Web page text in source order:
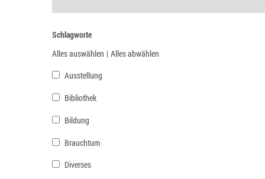
Schlagworte
Alles auswählen | Alles abwählen
Ausstellung
Bibliothek
Bildung
Brauchtum
Diverses